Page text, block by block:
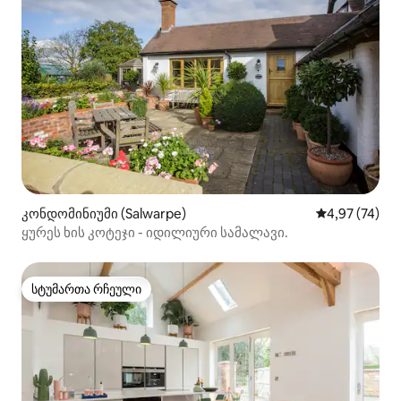
კონდომინიუმი (Salwarpe) საშუალო
4,97 (74)
ყურეს ხის კოტეჯი - იდილიური სამალავი.
სტუმართა რჩეული
სტუმართა რჩეული